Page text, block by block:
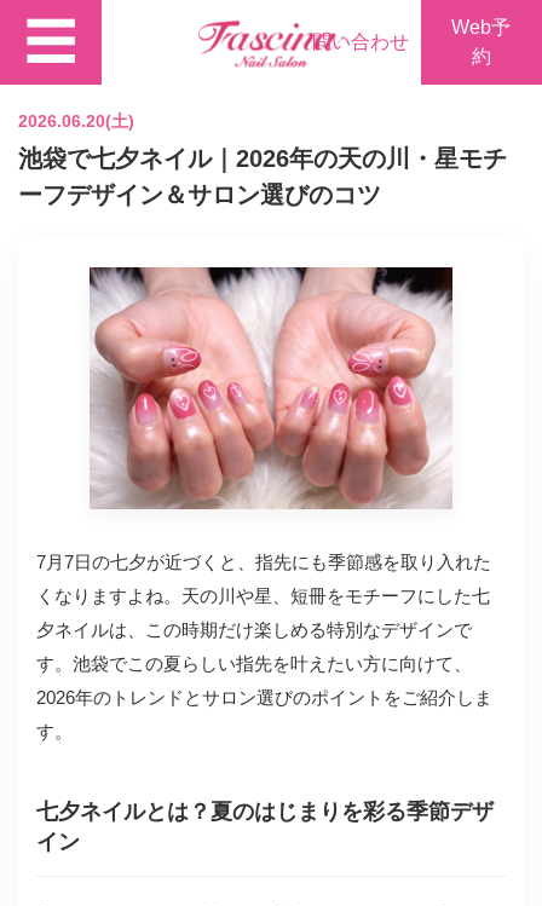
☰ 問い合わせ
Web予
約
2026.06.20(土)
池袋で七夕ネイル｜2026年の天の川・星モチ
ーフデザイン＆サロン選びのコツ
7月7日の七夕が近づくと、指先にも季節感を取り入れた
くなりますよね。天の川や星、短冊をモチーフにした七
夕ネイルは、この時期だけ楽しめる特別なデザインで
す。池袋でこの夏らしい指先を叶えたい方に向けて、
2026年のトレンドとサロン選びのポイントをご紹介しま
す。
七夕ネイルとは？夏のはじまりを彩る季節デザ
イン